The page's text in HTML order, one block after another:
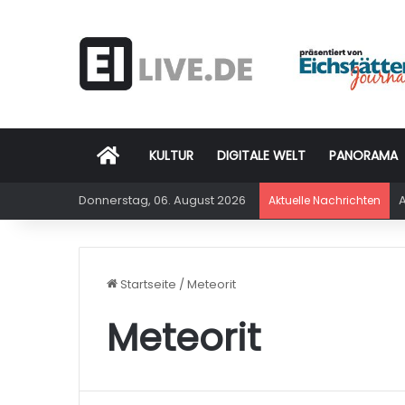
Startseite
KULTUR DIGITALE WELT PANORAMA
Donnerstag, 06. August 2026 Aktuelle Nachrichten
Startseite /Meteorit
Meteorit